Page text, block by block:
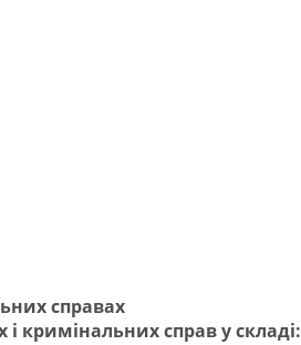
справах
кримінальних справ у складі: